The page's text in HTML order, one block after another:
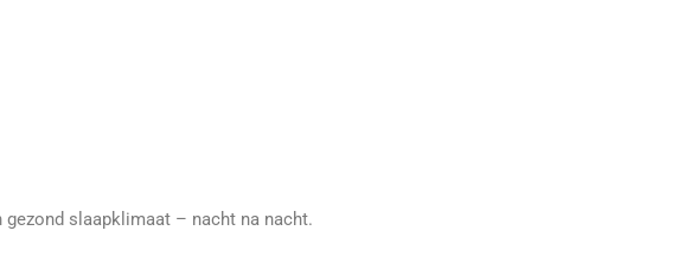
slaapklimaat – nacht na nacht.